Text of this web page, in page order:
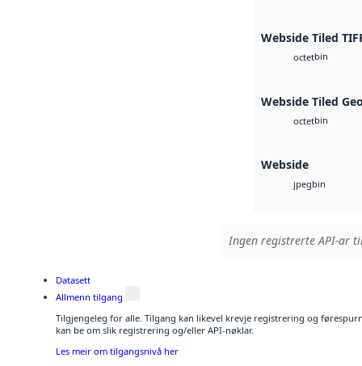
Webside Tiled
octetbin
Webside Tiled
octetbin
Webside
jpegbin
Ingen registrerte API-ar
Datasett
Allmenn tilgang
Tilgjengeleg for alle. Tilgang kan likevel krevje registrering og
kan be om slik registrering og/eller API-nøklar.
Les meir om tilgangsnivå her